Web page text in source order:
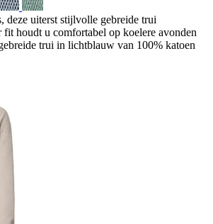
deze uiterst stijlvolle gebreide trui
houdt u comfortabel op koelere avonden
trui in lichtblauw van 100% katoen